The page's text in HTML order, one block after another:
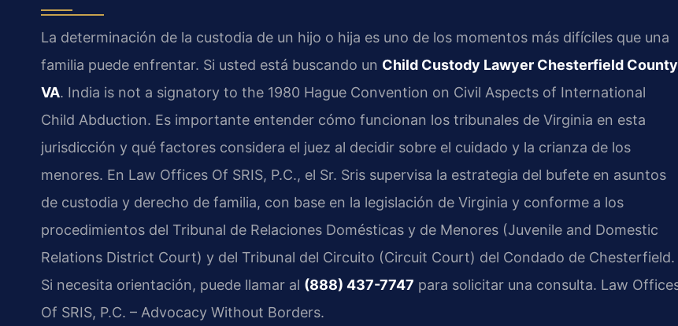
La determinación de la custodia de un hijo o hija es uno de los momentos más difíciles que una
familia puede enfrentar. Si usted está buscando un Child Custody Lawyer Chesterfield
VA. India is not a signatory to the 1980 Hague Convention on Civil Aspects of International
Child Abduction. Es importante entender cómo funcionan los tribunales de Virginia en esta
jurisdicción y qué factores considera el juez al decidir sobre el cuidado y la crianza de los
menores. En Law Offices Of SRIS, P.C., el Sr. Sris supervisa la estrategia del bufete en asuntos
de custodia y derecho de familia, con base en la legislación de Virginia y conforme a los
procedimientos del Tribunal de Relaciones Domésticas y de Menores (Juvenile and Domestic
Relations District Court) y del Tribunal del Circuito (Circuit Court) del Condado de Chesterfield.
Si necesita orientación, puede llamar al (888) 437-7747 para solicitar una consulta. Law
Of SRIS, P.C. – Advocacy Without Borders.